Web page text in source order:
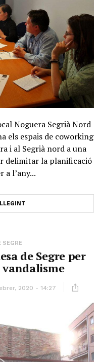
Noguera Segrià Nord
els espais de coworking
i al Segrià nord a una
delimitar la planificació
a l’any...
SEGRE
de Segre per
2020 - 14:27